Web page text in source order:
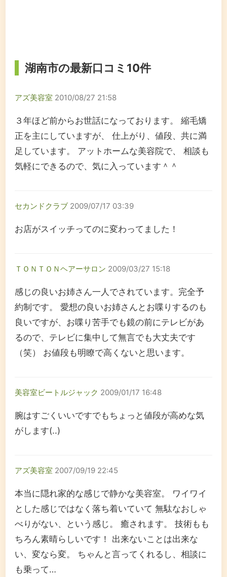
湖南市の最新口コミ10件
アズ美容室 2010/08/27 21:58
３年ほど前からお世話になっております。 縮毛矯
正を主にしていますが、 仕上がり、値段、共に満
足しています。 アットホームな美容院で、 相談も
気軽にできるので、気に入っています＾＾
セカンドクラブ 2009/07/17 03:39
お店がスイッチってのに変わってました！
ＴＯＮＴＯＮヘアーサロン 2009/03/27 15:18
感じの良いお姉さん一人でされています。完全予
約制です。 愛想の良いお姉さんとお喋りするのも
良いですが、お喋り苦手でも鏡の前にテレビがあ
るので、テレビに集中して無言でも大丈夫です
（笑） お値段も明瞭で高くないと思います。
美容室ビートルジャック 2009/01/17 16:48
腕はすごくいいですでもちょっと値段が高めな気
がします(..)
アズ美容室 2007/09/19 22:45
本当に隠れ家的な感じで静かな美容室。 ワイワイ
とした感じではなく落ち着いていて 無駄なおしゃ
べりがない、という感じ。 癒されます。 技術もも
ちろん素晴らしいです！ 出来ないことは出来な
い、変なら変。 ちゃんと言ってくれるし、相談に
も乗って…